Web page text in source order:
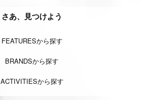
さあ、見つけよう
FEATURESから探す
BRANDSから探す
ACTIVITIESから探す